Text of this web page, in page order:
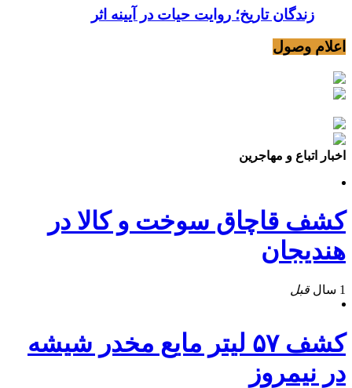
زندگان تاریخ؛ روایت حیات در آیینه اثر
اعلام وصول
اخبار اتباع و مهاجرین
کشف قاچاق سوخت و کالا در
هندیجان
1 سال قبل
کشف ۵۷ ليتر مايع مخدر شيشه
در نيمروز